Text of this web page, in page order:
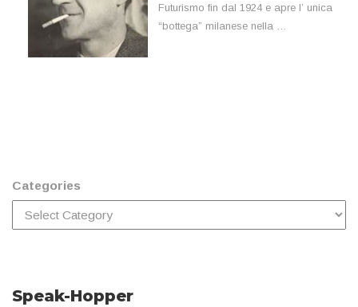
Futurismo fin dal 1924 e apre l’ unica
“bottega” milanese nella …
Categories
Speak-Hopper